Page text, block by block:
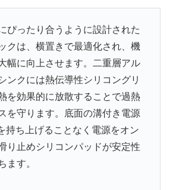
ぴったり合うように設計された
クは、横置きで最適化され、機
幅に向上させます。二重層アル
ンクには熱伝導性シリコングリ
を効果的に放散することで過熱
を守ります。底面の溝付き電源
持ち上げることなく電源をオン
り止めシリコンパッドが安定性
ます。